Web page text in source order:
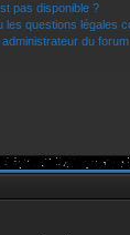
pas disponible ?
les questions légales
du